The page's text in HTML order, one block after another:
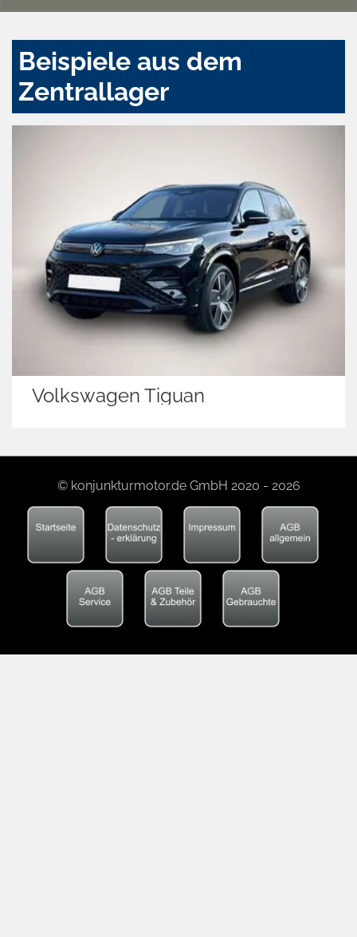
Beispiele aus dem
Zentrallager
Volkswagen Tiguan
© konjunkturmotor.de GmbH 2020 - 2026